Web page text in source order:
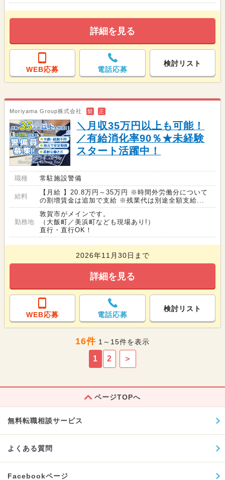
詳細を見る
WEB応募 電話応募
検討リスト
Moriyama Group株式会社 契 正
＼月収35万円以上も可能！
／有給消化率90％★未経験
スタート活躍中！
職種 常駐施設警備
給料
【月給 】20.8万円～35万円 ※時間外労働分について
の割増賃金は追加で支給 ※残業代は別途全額支給...
勤務地
敦賀市がメインです。
（大飯町／美浜町なども現場あり!）
直行・直行OK！
2026年11月30日まで
詳細を見る
WEB応募 電話応募
検討リスト
16件 1～15件を表示
1 2 ＞
ページTOPへ
無料転職相談サービス
よくある質問
Facebookページ